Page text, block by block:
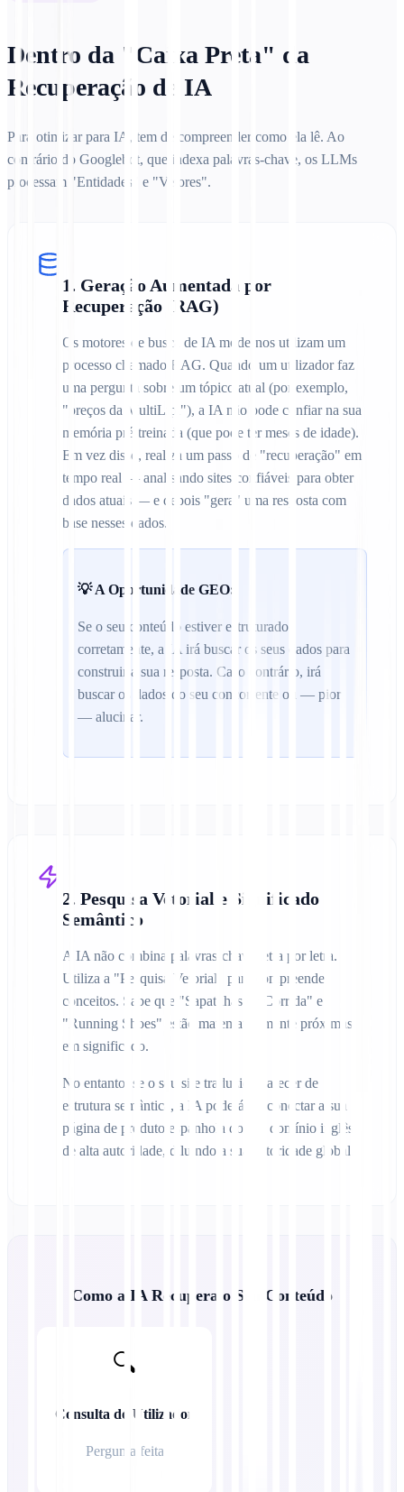
Dentro da "Caixa Preta" da
Recuperação de IA
Para otimizar para IA, tem de compreender como ela lê. Ao
contrário do Googlebot, que indexa palavras-chave, os LLMs
processam "Entidades" e "Vetores".
1. Geração Aumentada por
Recuperação (RAG)
Os motores de busca de IA modernos utilizam um
processo chamado RAG. Quando um utilizador faz
uma pergunta sobre um tópico atual (por exemplo,
"preços da MultiLipi"), a IA não pode confiar na sua
memória pré-treinada (que pode ter meses de idade).
Em vez disso, realiza um passo de "recuperação" em
tempo real — analisando sites confiáveis para obter
dados atuais — e depois "gera" uma resposta com
base nesses dados.
💡 A Oportunidade GEO:
Se o seu conteúdo estiver estruturado
corretamente, a IA irá buscar os seus dados para
construir a sua resposta. Caso contrário, irá
buscar os dados do seu concorrente ou — pior
— alucinar.
2. Pesquisa Vetorial e Significado
Semântico
A IA não combina palavras-chave letra por letra.
Utiliza a "Pesquisa Vetorial" para compreender
conceitos. Sabe que "Sapatilhas de Corrida" e
"Running Shoes" estão matematicamente próximas
em significado.
No entanto, se o seu site traduzido carecer de
estrutura semântica, a IA poderá desconectar a sua
página de produto espanhola do seu domínio inglês
de alta autoridade, diluindo a sua autoridade global.
Como a IA Recupera o Seu Conteúdo
🔍
Consulta do Utilizador
Pergunta feita